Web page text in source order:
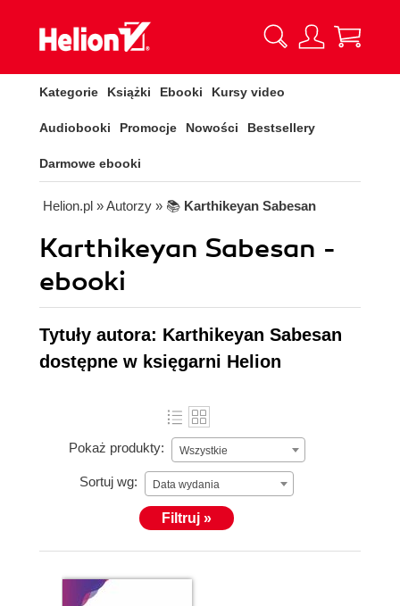
Kategorie Książki Ebooki Kursy video
Audiobooki Promocje Nowości Bestsellery
Darmowe ebooki
Helion.pl » Autorzy » 📚 Karthikeyan Sabesan
Karthikeyan Sabesan -
ebooki
Tytuły autora: Karthikeyan Sabesan
dostępne w księgarni Helion
Pokaż produkty: Wszystkie
Sortuj wg: Data wydania
Filtruj »